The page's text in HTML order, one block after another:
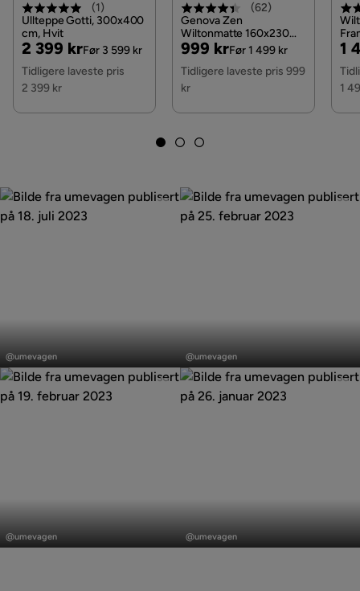
(1)
Ullteppe Gotti, 300x400
cm, Hvit
Pris
2 399 kr
Original
Pris
Før 3 599 kr
Tidligere laveste pris
2 399 kr
(62)
Genova Zen
Wiltonmatte 160x230
cm Rektangulær, Lin
Pris
999 kr
Original
Pris
Før 1 499 kr
Tidligere laveste pris 999
kr
1
1
publisert
av
@umevagen
publisert
av
@umevagen
publisert
@umevagen
publisert
@umevagen